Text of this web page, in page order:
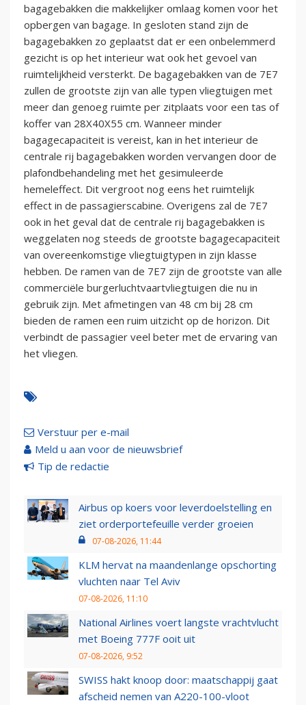
bagagebakken die makkelijker omlaag komen voor het
opbergen van bagage. In gesloten stand zijn de
bagagebakken zo geplaatst dat er een onbelemmerd
gezicht is op het interieur wat ook het gevoel van
ruimtelijkheid versterkt. De bagagebakken van de 7E7
zullen de grootste zijn van alle typen vliegtuigen met
meer dan genoeg ruimte per zitplaats voor een tas of
koffer van 28X40X55 cm. Wanneer minder
bagagecapaciteit is vereist, kan in het interieur de
centrale rij bagagebakken worden vervangen door de
plafondbehandeling met het gesimuleerde
hemeleffect. Dit vergroot nog eens het ruimtelijk
effect in de passagierscabine. Overigens zal de 7E7
ook in het geval dat de centrale rij bagagebakken is
weggelaten nog steeds de grootste bagagecapaciteit
van overeenkomstige vliegtuigtypen in zijn klasse
hebben. De ramen van de 7E7 zijn de grootste van alle
commerciële burgerluchtvaartvliegtuigen die nu in
gebruik zijn. Met afmetingen van 48 cm bij 28 cm
bieden de ramen een ruim uitzicht op de horizon. Dit
verbindt de passagier veel beter met de ervaring van
het vliegen.
Verstuur per e-mail
Meld u aan voor de nieuwsbrief
Tip de redactie
Airbus op koers voor leverdoelstelling en
ziet orderportefeuille verder groeien
07-08-2026, 11:44
KLM hervat na maandenlange opschorting
vluchten naar Tel Aviv
07-08-2026, 11:10
National Airlines voert langste vrachtvlucht
met Boeing 777F ooit uit
07-08-2026, 9:52
SWISS hakt knoop door: maatschappij gaat
afscheid nemen van A220-100-vloot